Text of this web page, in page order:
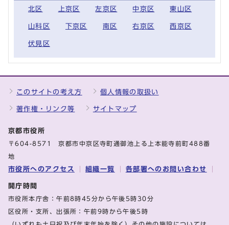
北区 上京区 左京区 中京区 東山区
山科区 下京区 南区 右京区 西京区
伏見区
このサイトの考え方 個人情報の取扱い
著作権・リンク等 サイトマップ
京都市役所
〒604-8571 京都市中京区寺町通御池上る上本能寺前町488番
地
市役所へのアクセス 組織一覧 各部署へのお問い合わせ
開庁時間
市役所本庁舎：午前8時45分から午後5時30分
区役所・支所、出張所：午前9時から午後5時